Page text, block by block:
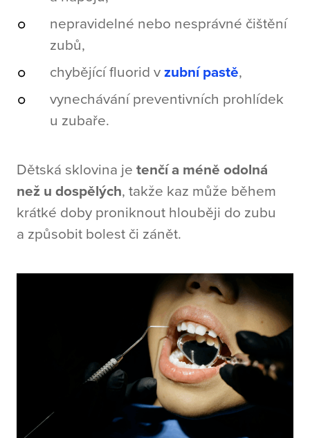
nepravidelné nebo nesprávné čištění
zubů,
chybějící fluorid vzubní pastě,
vynechávání preventivních prohlídek
u zubaře.
Dětská sklovina je tenčí a méně odolná
než u dospělých, takže kaz může během
krátké doby proniknout hlouběji do zubu
a způsobit bolest či zánět.